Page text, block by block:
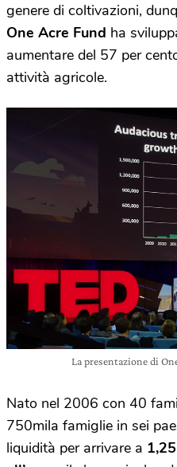
genere di coltivazioni,
One Acre Fund ha
aumentare del 57 per
attività agricole.
La presentazione di
Nato nel 2006 con 40
750mila famiglie in sei
liquidità per arrivare a